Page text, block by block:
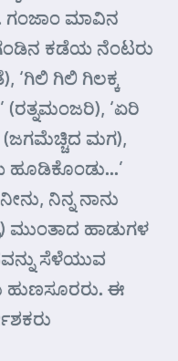
ಗಂಜಾಂ ಮಾವಿನ
ಕಡೆಯ ನೆಂಟರು
‘ಗಿಲಿ ಗಿಲಿ ಗಿಲಕ್ಕ
(ರತ್ನಮಂಜರಿ), ‘ಏರಿ
ಮಗ),
ನಿನ್ನ ನಾನು
ಮುಂತಾದ ಹಾಡುಗಳ
ಸೆಳೆಯುವ
ಹುಣಸೂರರು. ಈ